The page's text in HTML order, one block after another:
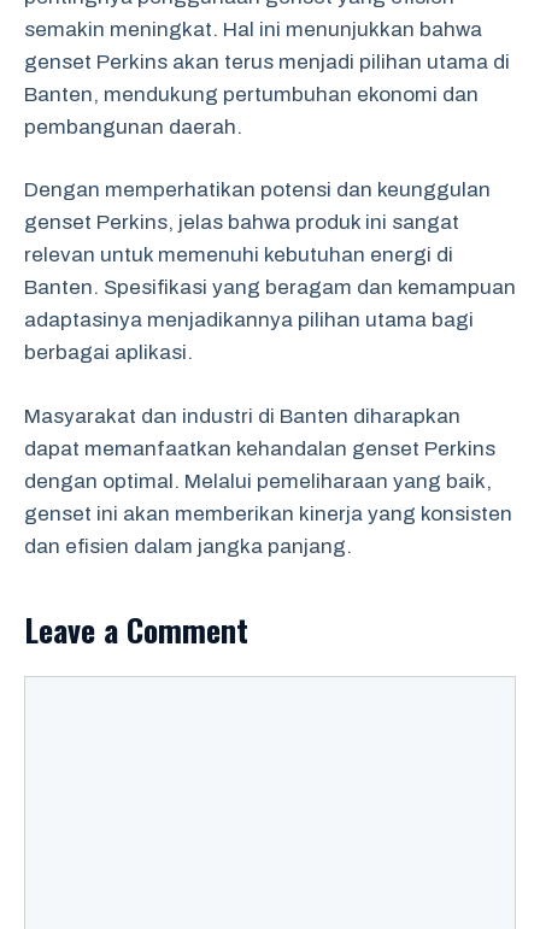
semakin meningkat. Hal ini menunjukkan bahwa
genset Perkins akan terus menjadi pilihan utama di
Banten, mendukung pertumbuhan ekonomi dan
pembangunan daerah.
Dengan memperhatikan potensi dan keunggulan
genset Perkins, jelas bahwa produk ini sangat
relevan untuk memenuhi kebutuhan energi di
Banten. Spesifikasi yang beragam dan kemampuan
adaptasinya menjadikannya pilihan utama bagi
berbagai aplikasi.
Masyarakat dan industri di Banten diharapkan
dapat memanfaatkan kehandalan genset Perkins
dengan optimal. Melalui pemeliharaan yang baik,
genset ini akan memberikan kinerja yang konsisten
dan efisien dalam jangka panjang.
Leave a Comment